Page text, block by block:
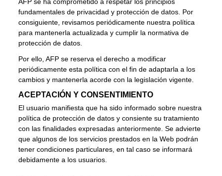
fundamentales de privacidad y protección de datos. Por
consiguiente, revisamos periódicamente nuestra política
para mantenerla actualizada y cumplir la normativa de
protección de datos.
Por ello, AFP se reserva el derecho a modificar
periódicamente esta política con el fin de adaptarla a los
cambios y mantenerla acorde con la legislación vigente.
ACEPTACIÓN Y CONSENTIMIENTO
El usuario manifiesta que ha sido informado sobre nuestra
política de protección de datos y consiente su tratamiento
con las finalidades expresadas anteriormente. Se advierte
que algunos de los servicios prestados en la Web podrán
tener condiciones particulares, en tal caso se informará
debidamente a los usuarios.